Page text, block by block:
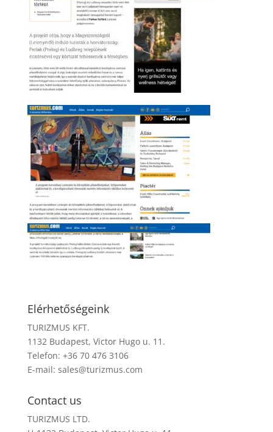
Elérhetőségeink
TURIZMUS KFT.
1132 Budapest, Victor Hugo u. 11.
Telefon: +36 70 476 3106
E-mail: sales@turizmus.com
Contact us
TURIZMUS LTD.